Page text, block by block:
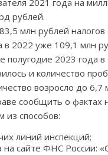
2021 года на
рублей.
млн рублей
в 2022 уже 109,1 млн
полугодие 2023 года
и количество
возросло до
сообщить о
из способов:
линий инспекций;
сайте ФНС России: